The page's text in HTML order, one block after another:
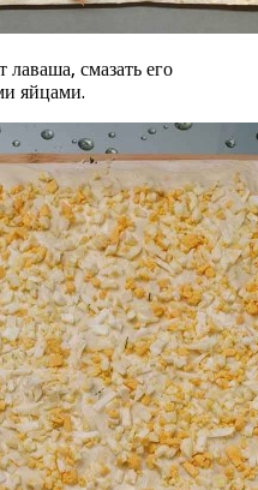
смазать его
яйцами.